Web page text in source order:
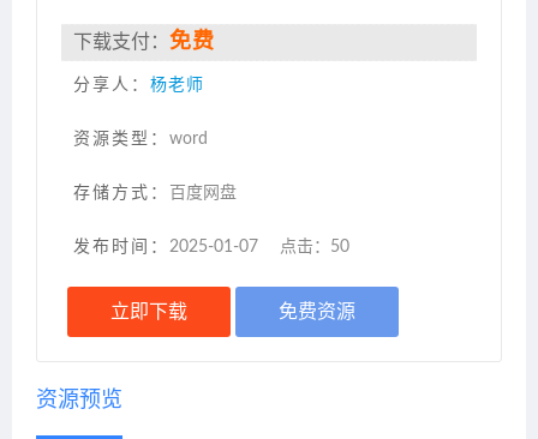
下载支付： 免费
分享人： 杨老师
资源类型： word
存储方式： 百度网盘
发布时间： 2025-01-07 点击： 50
立即下载 免费资源
资源预览